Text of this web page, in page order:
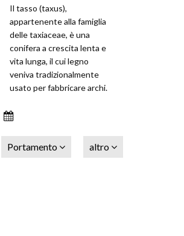
Il tasso (taxus),
appartenente alla famiglia
delle taxiaceae, è una
conifera a crescita lenta e
vita lunga, il cui legno
veniva tradizionalmente
usato per fabbricare archi.
Portamento altro